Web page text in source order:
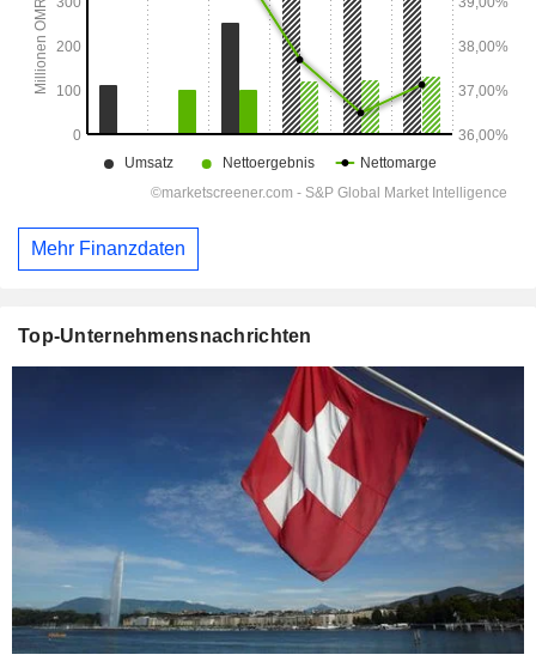
Mehr Finanzdaten
Top-Unternehmensnachrichten